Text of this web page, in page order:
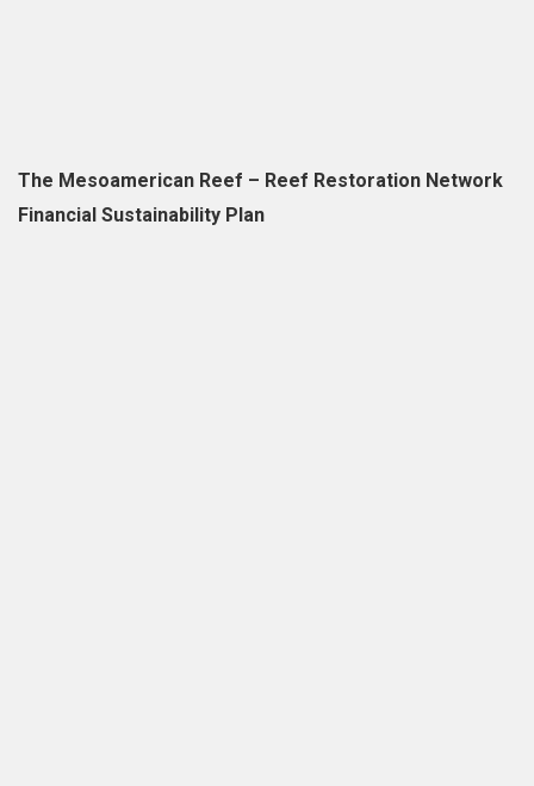
The Mesoamerican Reef – Reef Restoration Network
Financial Sustainability Plan